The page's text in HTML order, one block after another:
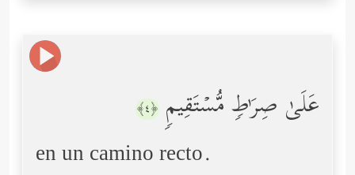
عَلَىٰ صِرَ ٰ⁠طࣲ مُّسۡتَقِیمࣲ ﴿٤﴾
en un camino recto.